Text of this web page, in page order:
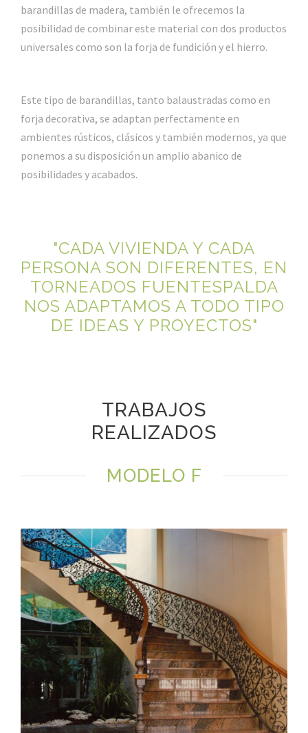
barandillas de madera, también le ofrecemos la
posibilidad de combinar este material con dos productos
universales como son la forja de fundición y el hierro.
Este tipo de barandillas, tanto balaustradas como en
forja decorativa, se adaptan perfectamente en
ambientes rústicos, clásicos y también modernos, ya que
ponemos a su disposición un amplio abanico de
posibilidades y acabados.
"CADA VIVIENDA Y CADA
PERSONA SON DIFERENTES, EN
TORNEADOS FUENTESPALDA
NOS ADAPTAMOS A TODO TIPO
DE IDEAS Y PROYECTOS"
TRABAJOS
REALIZADOS
MODELO F